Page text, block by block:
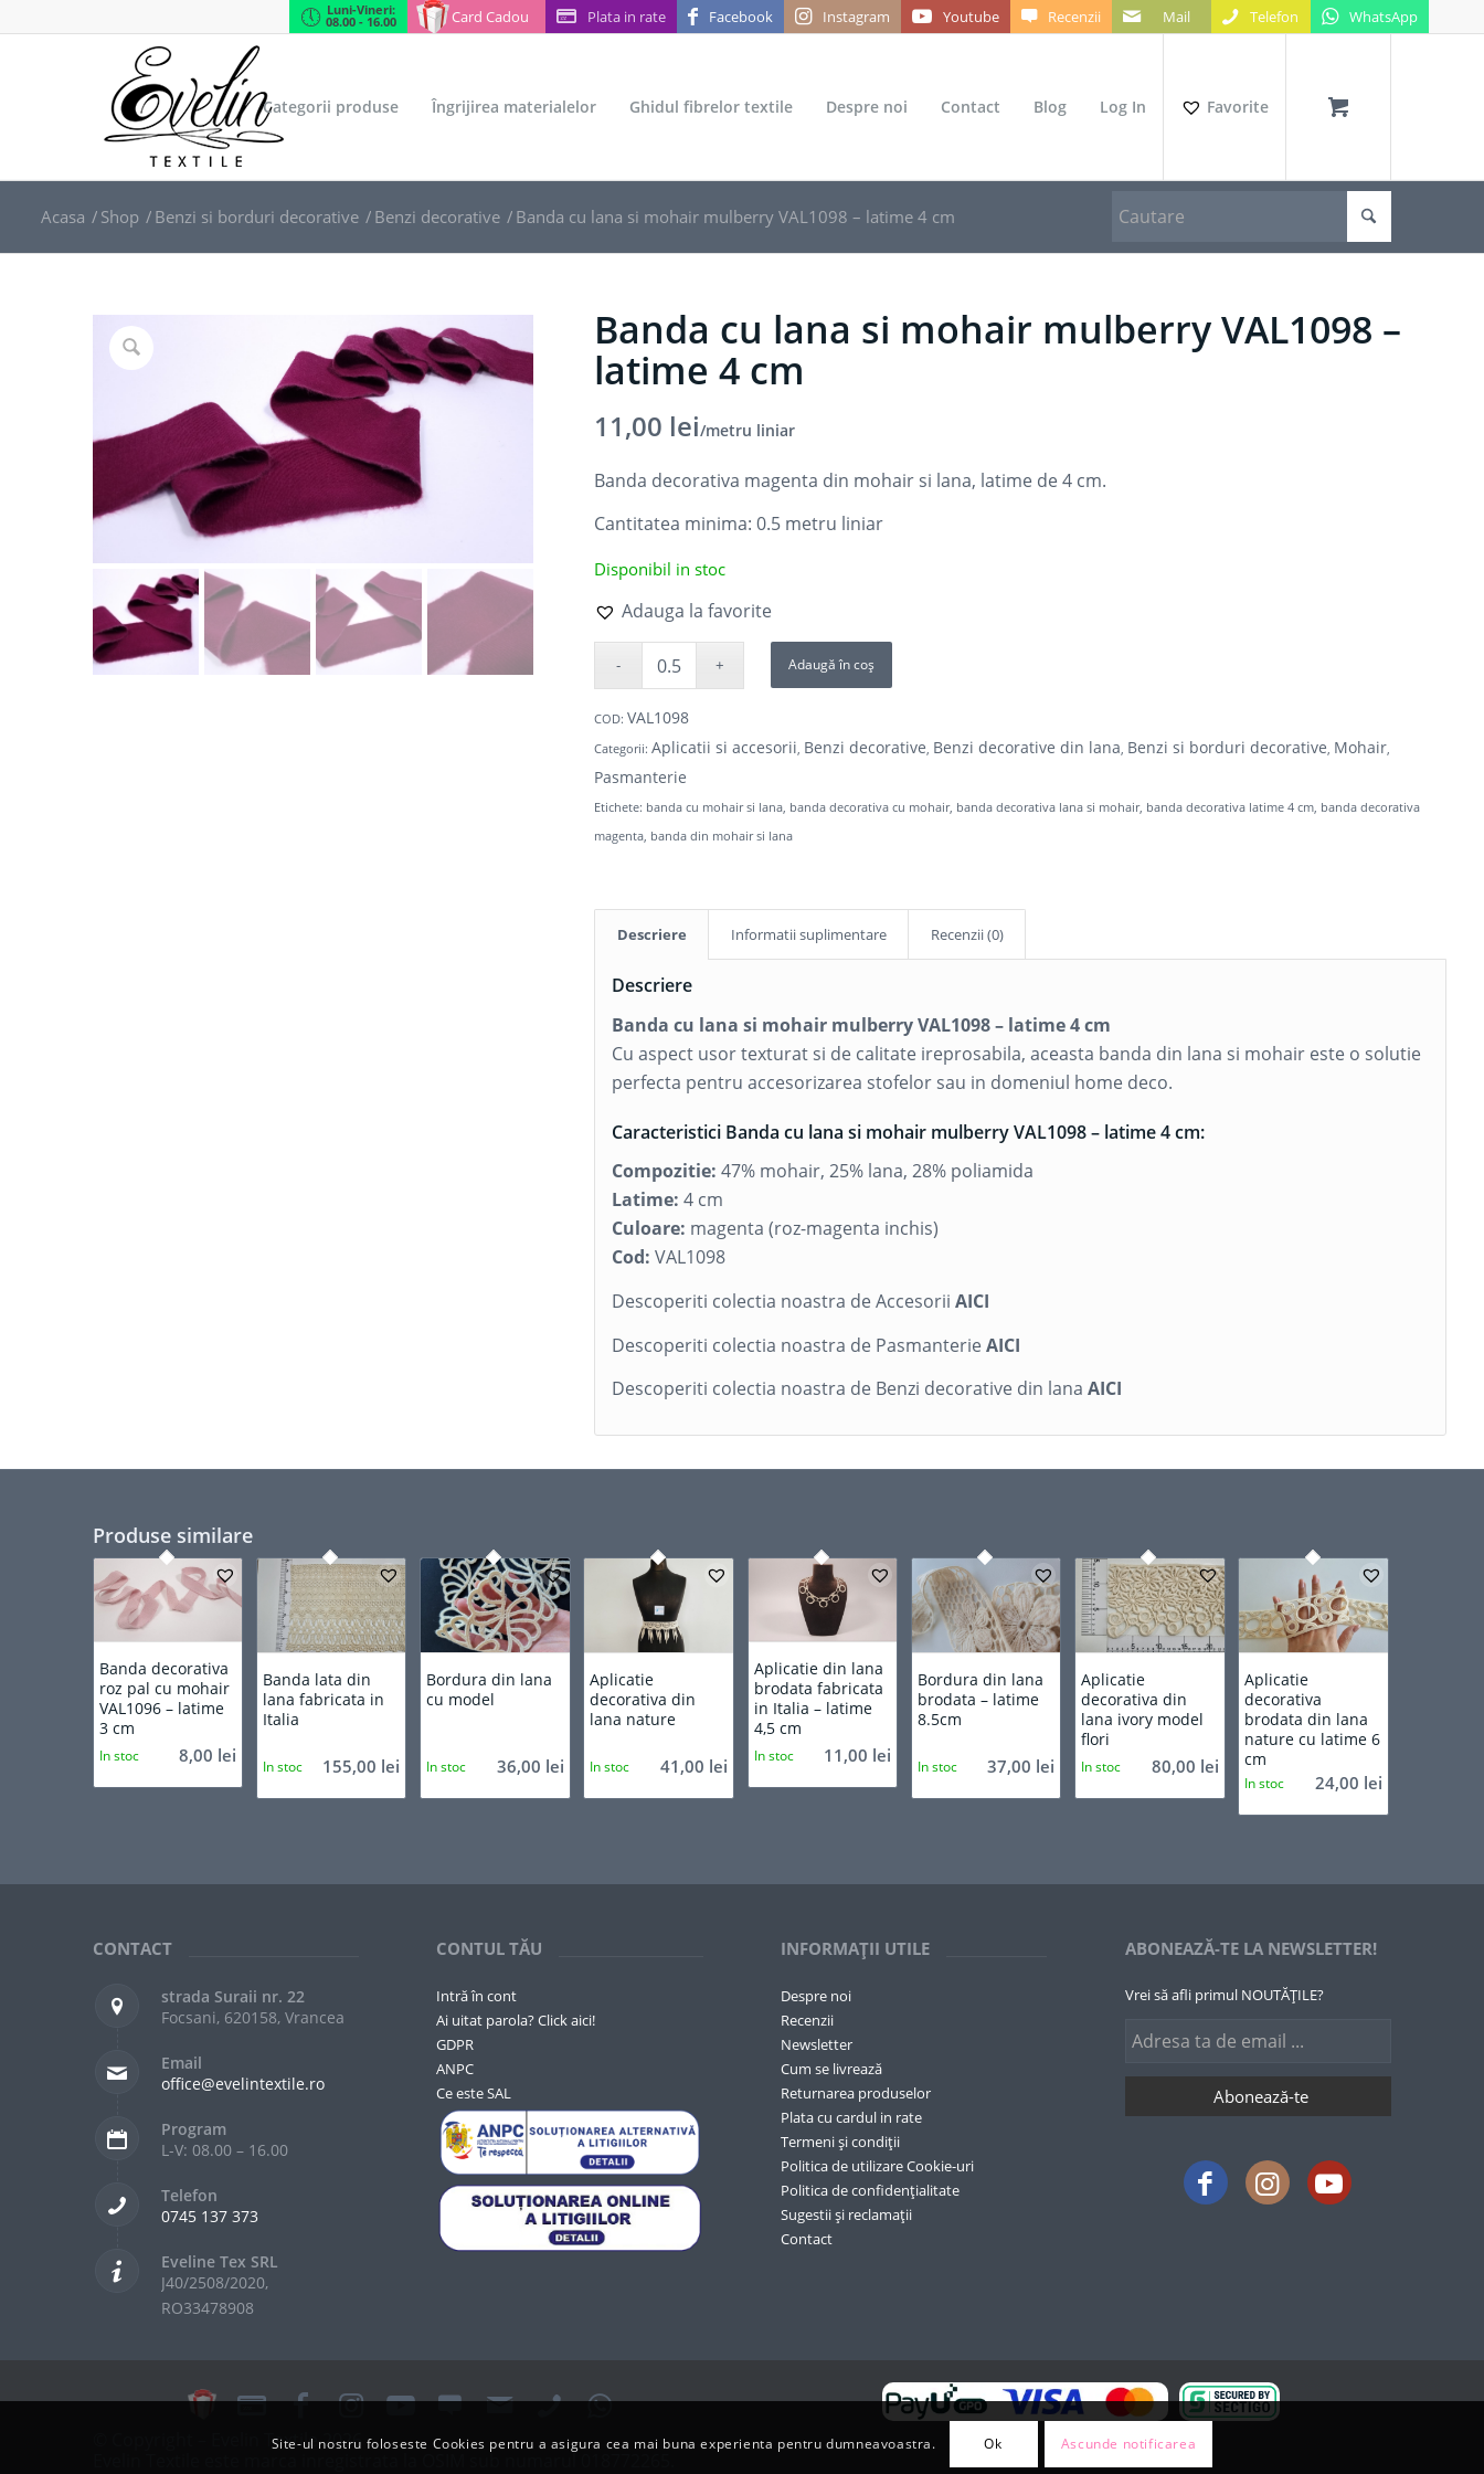
Card Cadou Plata in rate Facebook Instagram Youtube Recenzii Mail Telefon WhatsApp
Luni-Vineri:
08.00 - 16.00
Categorii produse Îngrijirea materialelor Ghidul fibrelor textile Despre noi Contact Blog Log In Favorite
Acasa / Shop / Benzi si borduri decorative / Benzi decorative / Banda cu lana si mohair mulberry VAL1098 – latime 4 cm
Banda cu lana si mohair mulberry VAL1098 –
latime 4 cm
11,00 lei/metru liniar
Banda decorativa magenta din mohair si lana, latime de 4 cm.
Cantitatea minima: 0.5 metru liniar
Disponibil in stoc
Adauga la favorite
Adaugă în coș
COD:VAL1098
Categorii:Aplicatii si accesorii, Benzi decorative, Benzi decorative din lana, Benzi si borduri decorative, Mohair,
Pasmanterie
Etichete: banda cu mohair si lana, banda decorativa cu mohair, banda decorativa lana si mohair, banda decorativa latime 4 cm, banda decorativa
magenta, banda din mohair si lana
Descriere Informatii suplimentare Recenzii (0)
Descriere
Banda cu lana si mohair mulberry VAL1098 – latime 4 cm
Cu aspect usor texturat si de calitate ireprosabila, aceasta banda din lana si mohair este o solutie
perfecta pentru accesorizarea stofelor sau in domeniul home deco.
Caracteristici Banda cu lana si mohair mulberry VAL1098 – latime 4 cm:
Compozitie: 47% mohair, 25% lana, 28% poliamida
Latime:4 cm
Culoare: magenta (roz-magenta inchis)
Cod:VAL1098
Descoperiti colectia noastra de AccesoriiAICI
Descoperiti colectia noastra de PasmanterieAICI
Descoperiti colectia noastra de Benzi decorative din lanaAICI
Produse similare
Banda decorativa
roz pal cu mohair
VAL1096 – latime
3 cm
8,00 lei
In stoc
Banda lata din
lana fabricata in
Italia
155,00 lei
In stoc
5.00
Bordura din lana
cu model
36,00 lei
In stoc
Aplicatie
decorativa din
lana nature
41,00 lei
In stoc
Aplicatie din lana
brodata fabricata
in Italia – latime
4,5 cm
11,00 lei
In stoc
Bordura din lana
brodata – latime
8.5cm
37,00 lei
In stoc
Aplicatie
decorativa din
lana ivory model
flori
80,00 lei
In stoc
Aplicatie
decorativa
brodata din lana
nature cu latime 6
cm
24,00 lei
In stoc
CONTACT
strada Suraii nr. 22
Focsani, 620158, Vrancea
Email
office@evelintextile.ro
Program
L-V: 08.00 – 16.00
Telefon
0745 137 373
Eveline Tex SRL
J40/2508/2020,
RO33478908
CONTUL TĂU
Intră în cont
Ai uitat parola? Click aici!
GDPR
ANPC
Ce este SAL
INFORMAȚII UTILE
Despre noi
Recenzii
Newsletter
Cum se livrează
Returnarea produselor
Plata cu cardul in rate
Termeni și condiții
Politica de utilizare Cookie-uri
Politica de confidențialitate
Sugestii și reclamații
Contact
ABONEAZĂ-TE LA NEWSLETTER!
Vrei să afli primul NOUTĂȚILE?
© Copyright – Evelin Textile 2026Site-ul nostru foloseste Cookies pentru a asigura cea mai buna experienta pentru dumneavoastra. Ok Ascunde notificarea